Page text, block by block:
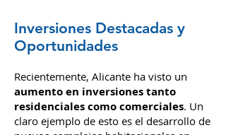
Oportunidades
Recientemente, Alicante ha visto un
aumento en inversiones tanto